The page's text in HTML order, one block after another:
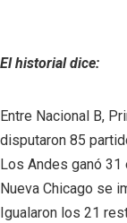
El historial dice:
Entre Nacional B,
disputaron 85
Los Andes ganó
Nueva Chicago se
Igualaron los 21